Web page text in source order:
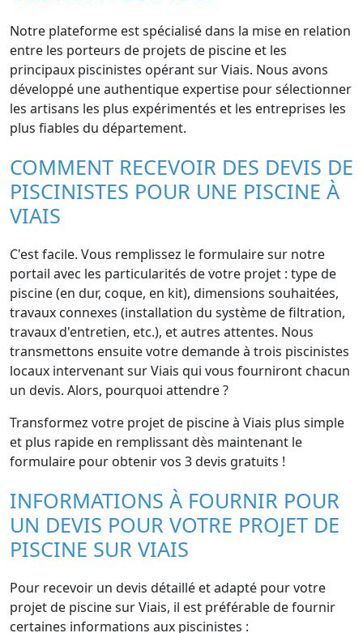
Notre plateforme est spécialisé dans la mise en relation
entre les porteurs de projets de piscine et les
principaux piscinistes opérant sur Viais. Nous avons
développé une authentique expertise pour sélectionner
les artisans les plus expérimentés et les entreprises les
plus fiables du département.
COMMENT RECEVOIR DES DEVIS DE
PISCINISTES POUR UNE PISCINE À
VIAIS
C'est facile. Vous remplissez le formulaire sur notre
portail avec les particularités de votre projet : type de
piscine (en dur, coque, en kit), dimensions souhaitées,
travaux connexes (installation du système de filtration,
travaux d'entretien, etc.), et autres attentes. Nous
transmettons ensuite votre demande à trois piscinistes
locaux intervenant sur Viais qui vous fourniront chacun
un devis. Alors, pourquoi attendre ?
Transformez votre projet de piscine à Viais plus simple
et plus rapide en remplissant dès maintenant le
formulaire pour obtenir vos 3 devis gratuits !
INFORMATIONS À FOURNIR POUR
UN DEVIS POUR VOTRE PROJET DE
PISCINE SUR VIAIS
Pour recevoir un devis détaillé et adapté pour votre
projet de piscine sur Viais, il est préférable de fournir
certaines informations aux piscinistes :